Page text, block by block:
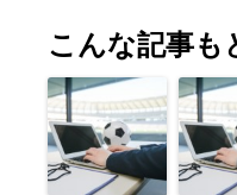
こんな記事も